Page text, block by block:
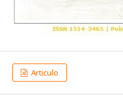
Articulo